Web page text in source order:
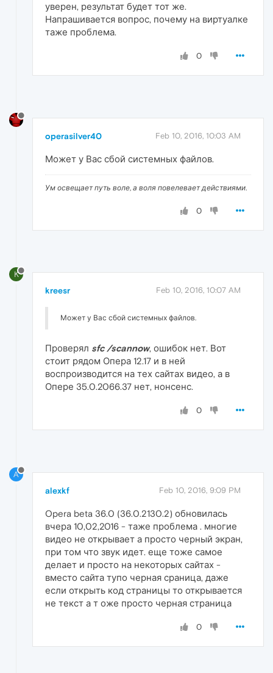
уверен, результат будет тот же.
Напрашивается вопрос, почему на виртуалке
таже проблема.
0
operasilver40 Feb 10, 2016, 10:03 AM
Может у Вас сбой системных файлов.
Ум освещает путь воле, а воля повелевает действиями.
0
K
kreesr Feb 10, 2016, 10:07 AM
Может у Вас сбой системных файлов.
Проверял sfc /scannow, ошибок нет. Вот
стоит рядом Опера 12.17 и в ней
воспроизводится на тех сайтах видео, а в
Опере 35.0.2066.37 нет, нонсенс.
0
A
alexkf Feb 10, 2016, 9:09 PM
Opera beta 36.0 (36.0.2130.2) обновилась
вчера 10,02,2016 - таже проблема . многие
видео не открывает а просто черный экран,
при том что звук идет. еще тоже самое
делает и просто на некоторых сайтах -
вместо сайта тупо черная сраница, даже
если открыть код страницы то открывается
не текст а т оже просто черная страница
0